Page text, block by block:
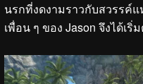
นรกที่งดงามราวกับสวรรค์
เพื่อน ๆ ของ Jason จึงได้เริ่